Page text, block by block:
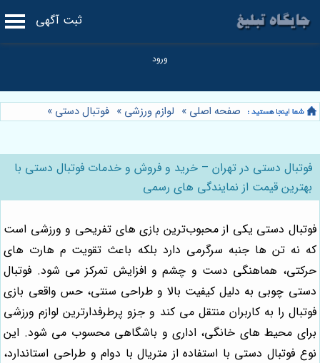
ثبت آگهی
صفحه اصلی » لوازم ورزشی » فوتبال دستی »
فوتبال دستی در تهران – خرید و فروش و خدمات فوتبال دستی با
بهترین قیمت از نمایندگی های رسمی
فوتبال دستی یکی از محبوب‌ترین بازی‌ های تفریحی و ورزشی است
که نه تن ها جنبه سرگرمی دارد بلکه باعث تقویت م هارت‌ های
حرکتی، هماهنگی دست و چشم و افزایش تمرکز می شود. فوتبال
دستی چوبی به دلیل کیفیت بالا و طراحی سنتی، حس واقعی بازی
فوتبال را به کاربران منتقل می کند و جزو پرطرفدارترین لوازم ورزشی
برای محیط‌ های خانگی، اداری و باشگاهی محسوب می شود. این
نوع فوتبال دستی با استفاده از متریال با دوام و طراحی استاندارد،